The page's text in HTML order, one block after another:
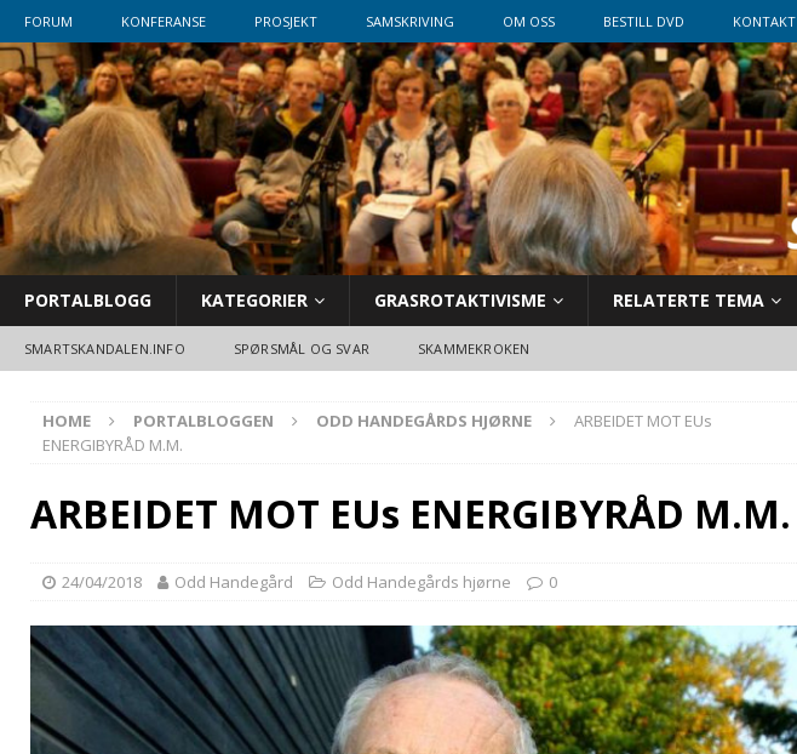
FORUM KONFERANSE PROSJEKT SAMSKRIVING OM OSS BESTILL DVD KONTAKT
PORTALBLOGG KATEGORIER GRASROTAKTIVISME RELATERTE TEMA
SMARTSKANDALEN.INFO SPØRSMÅL OG SVAR SKAMMEKROKEN
HOME PORTALBLOGGEN ODD HANDEGÅRDS HJØRNE
ARBEIDET MOT EUs
ENERGIBYRÅD M.M.
ARBEIDET MOT EUs ENERGIBYRÅD M.M.
24/04/2018 Odd Handegård Odd Handegårds hjørne 0